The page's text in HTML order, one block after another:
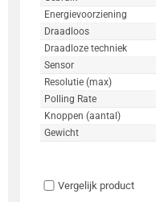
Energievoorziening
Draadloos
Draadloze techniek
Sensor
Resolutie (max)
Polling Rate
Knoppen (aantal)
Gewicht
Vergelijk product